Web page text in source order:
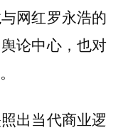
网红罗永浩的
论中心，也对
出当代商业逻